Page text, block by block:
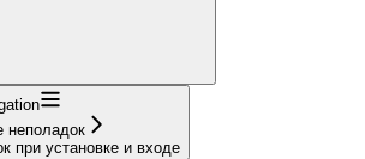
неполадок
при установке и входе